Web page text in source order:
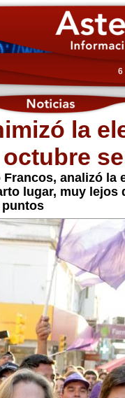
6
la
analizó la
lugar, muy lejos
puntos